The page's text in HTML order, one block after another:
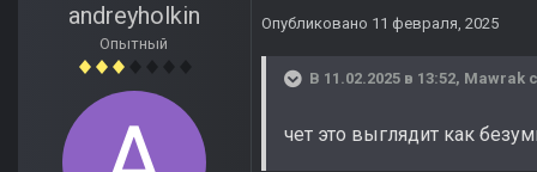
andreyholkin
Опытный
Опубликовано 11 февраля, 2025
В 11.02.2025 в 13:52, Mawrak
чет это выглядит как